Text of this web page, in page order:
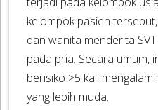
kelompok pasien
dan wanita menderita
pada pria. Secara umum,
berisiko >5 kali
yang lebih muda.